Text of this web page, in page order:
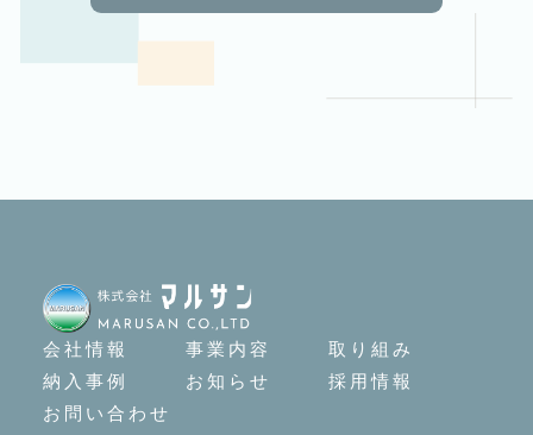
会社情報 事業内容
取り組み
納入事例
お知らせ
採用情報
お問い合わせ